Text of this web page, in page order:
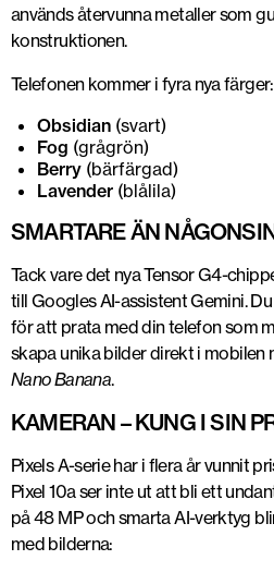
används återvunna metaller som
konstruktionen.
Telefonen kommer i fyra nya färger:
Obsidian (svart)
Fog (grågrön)
Berry (bärfärgad)
Lavender (blålila)
SMARTARE ÄN
Tack vare det nya Tensor G4-
till Googles AI-assistent Gemini.
för att prata med din telefon som
skapa unika bilder direkt i mobilen
Nano Banana.
KAMERAN – KUNG I SIN
Pixels A-serie har i flera år vunnit
Pixel 10a ser inte ut att bli ett
på 48 MP och smarta AI-verktyg
med bilderna: